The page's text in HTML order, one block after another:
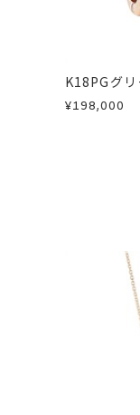
K18PGグ
カラーサフ
¥198,000